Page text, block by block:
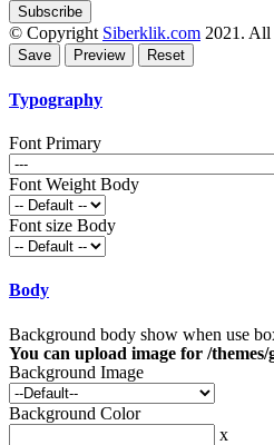
© Copyright Siberklik.com 2021. All
Typography
Font Primary
Font Weight Body
Font size Body
Body
Background body show when use
You can upload image for /
Background Image
Background Color
x